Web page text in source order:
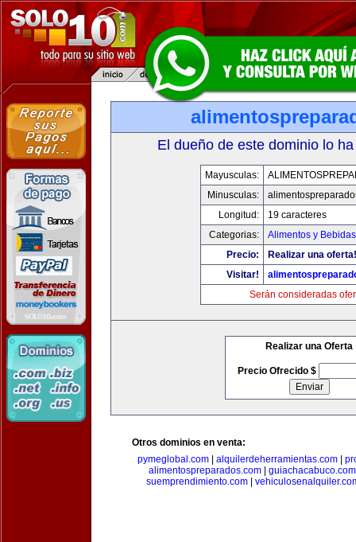
El dueño de este dominio lo
Mayusculas:
Minusculas:
Longitud:
19 caracteres
Categorias:
Alimentos y Bebidas
Precio:
Realizar una oferta!
Visitar!
Serán consideradas
Realizar una Oferta
Precio Ofrecido $
Otros dominios en venta:
pymeglobal.com| alquilerdeherramientas.com|
alimentospreparados.com| guiachacabuco.com
suemprendimiento.com|